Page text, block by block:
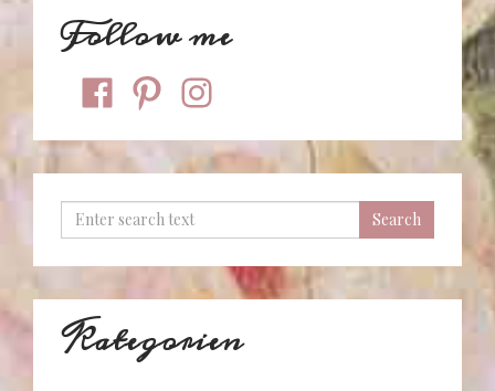
Follow me
facebookpinterestinstagram
Kategorien